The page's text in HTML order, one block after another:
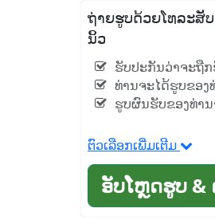
ຖ່າຍຮູບດ້ວຍໂທລະສັ
ນິ້ວ
ຮັບປະກັນວ່າຈະຖື
ທ່ານຈະໄດ້ຮູບຂອ
ຮູບຜົນຮັບຂອງທ່າ
ຕົວເລືອກເພີ່ມເຕີມ
ອັບໂຫຼດຮູບ &